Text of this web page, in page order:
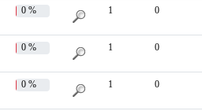
0 % 1 0
0 % 1 0
0 % 1 0